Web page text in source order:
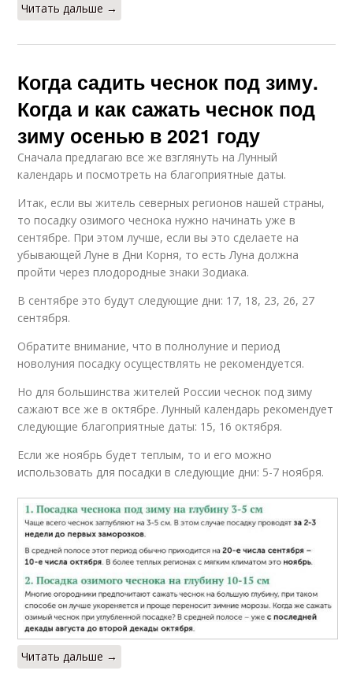
Читать дальше →
Когда садить чеснок под зиму.
Когда и как сажать чеснок под
зиму осенью в 2021 году
Сначала предлагаю все же взглянуть на Лунный
календарь и посмотреть на благоприятные даты.
Итак, если вы житель северных регионов нашей страны,
то посадку озимого чеснока нужно начинать уже в
сентябре. При этом лучше, если вы это сделаете на
убывающей Луне в Дни Корня, то есть Луна должна
пройти через плодородные знаки Зодиака.
В сентябре это будут следующие дни: 17, 18, 23, 26, 27
сентября.
Обратите внимание, что в полнолуние и период
новолуния посадку осуществлять не рекомендуется.
Но для большинства жителей России чеснок под зиму
сажают все же в октябре. Лунный календарь рекомендует
следующие благоприятные даты: 15, 16 октября.
Если же ноябрь будет теплым, то и его можно
использовать для посадки в следующие дни: 5-7 ноября.
Читать дальше →